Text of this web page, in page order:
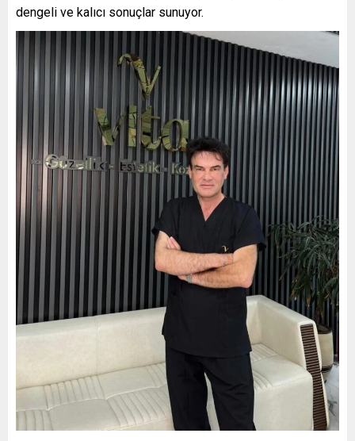
dengeli ve kalıcı sonuçlar sunuyor.